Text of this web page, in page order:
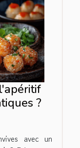
?
avec un